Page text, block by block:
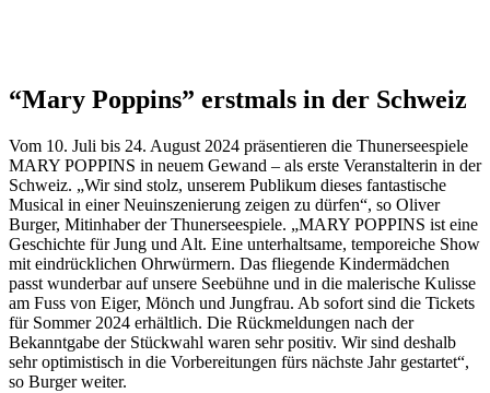
“Mary Poppins” erstmals in der Schweiz
Vom 10. Juli bis 24. August 2024 präsentieren die Thunerseespiele
MARY POPPINS in neuem Gewand – als erste Veranstalterin in der
Schweiz. „Wir sind stolz, unserem Publikum dieses fantastische
Musical in einer Neuinszenierung zeigen zu dürfen“, so Oliver
Burger, Mitinhaber der Thunerseespiele. „MARY POPPINS ist eine
Geschichte für Jung und Alt. Eine unterhaltsame, temporeiche Show
mit eindrücklichen Ohrwürmern. Das fliegende Kindermädchen
passt wunderbar auf unsere Seebühne und in die malerische Kulisse
am Fuss von Eiger, Mönch und Jungfrau. Ab sofort sind die Tickets
für Sommer 2024 erhältlich. Die Rückmeldungen nach der
Bekanntgabe der Stückwahl waren sehr positiv. Wir sind deshalb
sehr optimistisch in die Vorbereitungen fürs nächste Jahr gestartet“,
so Burger weiter.